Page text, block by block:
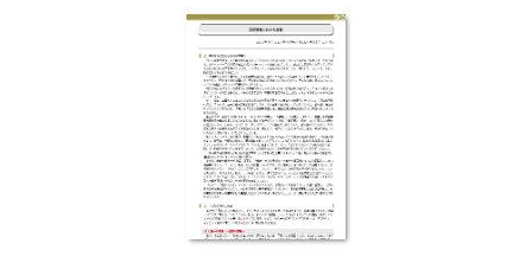
感想も見られた。そこで，生徒の興味・関
心を喚起するため，東南アジア料理，特に
タイ料理の写真を提示しながら授業を展開
していく試みを行う。身近な事例である
「食」を題材にし，食文化を通して，その
国の産業と風土を考察・理解することを目